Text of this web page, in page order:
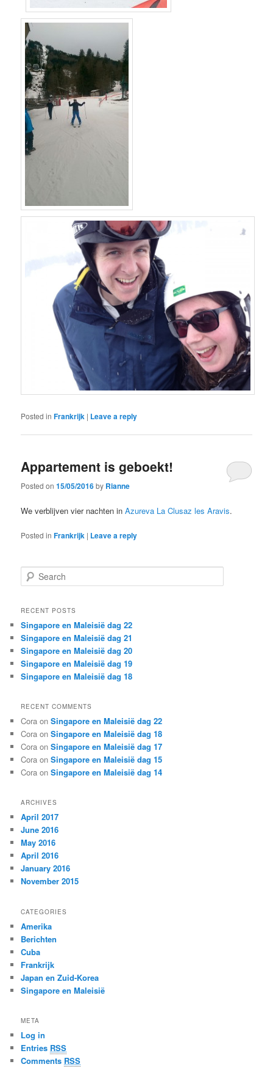
Posted in Frankrijk | Leave a reply
Appartement is geboekt!
Posted on15/05/2016by Rianne
We verblijven vier nachten inAzureva La Clusaz les Aravis.
Posted in Frankrijk | Leave a reply
e
r
h
RECENT POSTS
Singapore en Maleisië dag 22
Singapore en Maleisië dag 21
Singapore en Maleisië dag 20
Singapore en Maleisië dag 19
Singapore en Maleisië dag 18
RECENT COMMENTS
Cora onSingapore en Maleisië dag 22
Cora onSingapore en Maleisië dag 18
Cora onSingapore en Maleisië dag 17
Cora onSingapore en Maleisië dag 15
Cora onSingapore en Maleisië dag 14
ARCHIVES
April 2017
June 2016
May 2016
April 2016
January 2016
November 2015
CATEGORIES
Amerika
Berichten
Cuba
Frankrijk
Japan en Zuid-Korea
Singapore en Maleisië
META
Log in
Entries RSS
Comments RSS